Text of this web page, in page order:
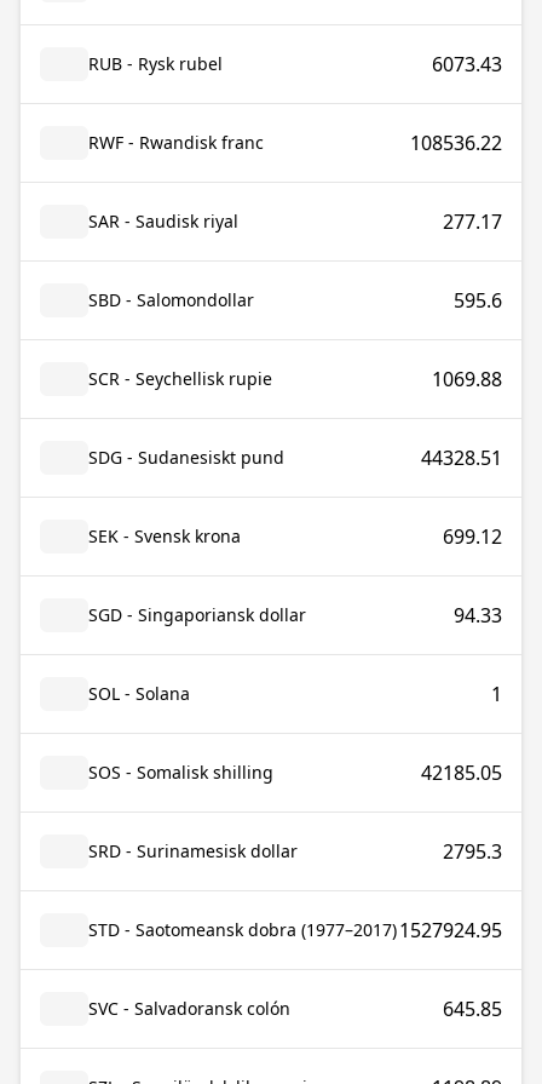
RUB - Rysk rubel 6073.43
RWF - Rwandisk franc 108536.22
SAR - Saudisk riyal 277.17
SBD - Salomondollar 595.6
SCR - Seychellisk rupie 1069.88
SDG - Sudanesiskt pund 44328.51
SEK - Svensk krona 699.12
SGD - Singaporiansk dollar 94.33
SOL - Solana 1
SOS - Somalisk shilling 42185.05
SRD - Surinamesisk dollar 2795.3
STD - Saotomeansk dobra (1977–2017)1527924.95
SVC - Salvadoransk colón 645.85